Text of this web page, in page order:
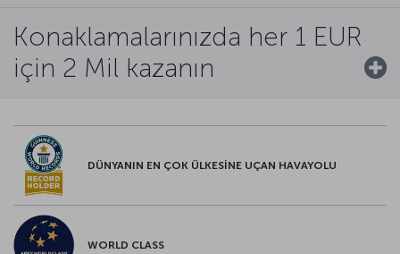
Konaklamalarınızda her 1 EUR
için 2 Mil kazanın
DÜNYANIN EN ÇOK ÜLKESİNE UÇAN HAVAYOLU
WORLD CLASS